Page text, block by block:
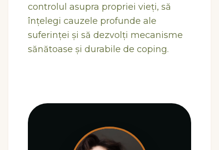
controlul asupra propriei vieți, să
înțelegi cauzele profunde ale
suferinței și să dezvolți mecanisme
sănătoase și durabile de coping.